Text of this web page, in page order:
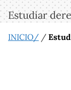
Estudiar
INICIO/ /